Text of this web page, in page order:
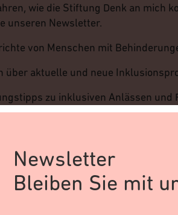
wie die Stiftung Denk an mich
unseren Newsletter.
von Menschen mit
über aktuelle und neue
zu inklusiven Anlässen und
Newsletter
Bleiben Sie mit